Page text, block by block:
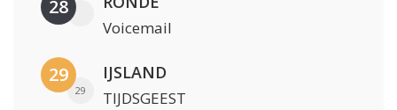
28
Voicemail
29
29
IJSLAND
TIJDSGEEST